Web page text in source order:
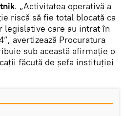
. „Activitatea operativă a
riscă să fie total blocată ca
legislative care au intrat în
avertizează Procuratura
sub această afirmație o
făcută de șefa instituției